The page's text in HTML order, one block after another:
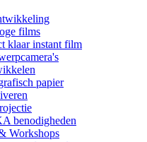
films
klaar instant film
papier
benodigheden
Workshops